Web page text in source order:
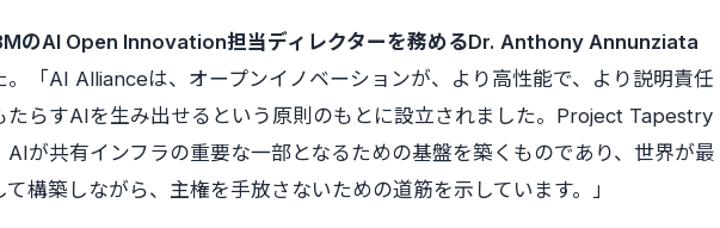
のAI Open Innovation担当ディレクターを務めるDr. Anthony Annunziata
。「AI Allianceは、オープンイノベーションが、より高性能で、より説明責任
たらすAIを生み出せるという原則のもとに設立されました。Project Tapestry
が共有インフラの重要な一部となるための基盤を築くものであり、世界が最
構築しながら、主権を手放さないための道筋を示しています。」